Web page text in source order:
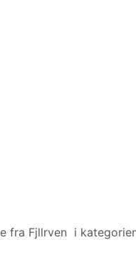
fra Fjllrven i